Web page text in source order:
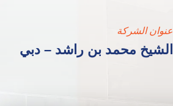
عنوان الشركة
الشيخ محمد بن راشد – دبي